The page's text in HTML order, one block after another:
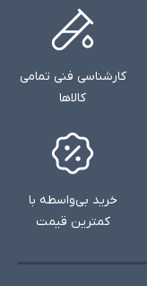
کارشناسی فنی تمامی
کالاها
خرید بی‌واسطه با
کمترین قیمت